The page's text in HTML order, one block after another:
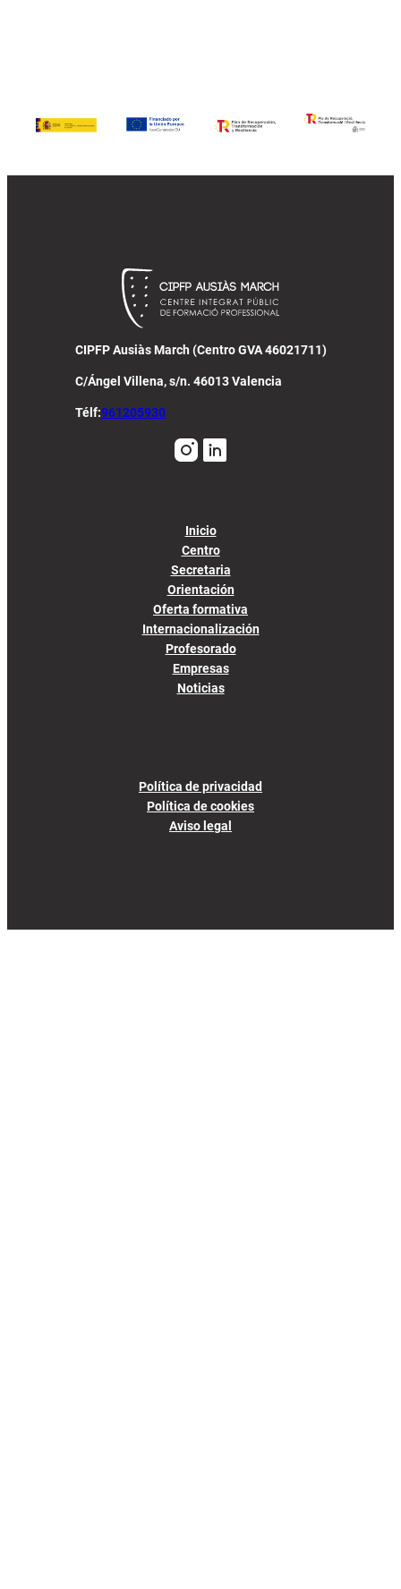
CIPFP Ausiàs March (Centro GVA 46021711)
C/Ángel Villena, s/n. 46013 Valencia
Télf:961205930
Inicio
Centro
Secretaria
Orientación
Oferta formativa
Internacionalización
Profesorado
Empresas
Noticias
Política de privacidad
Política de cookies
Aviso legal